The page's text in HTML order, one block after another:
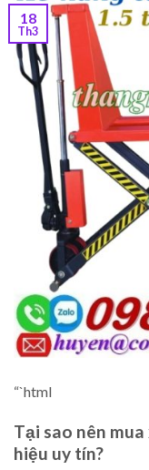
18
Th3
“`html
Tại sao nên
hiệu uy tín?